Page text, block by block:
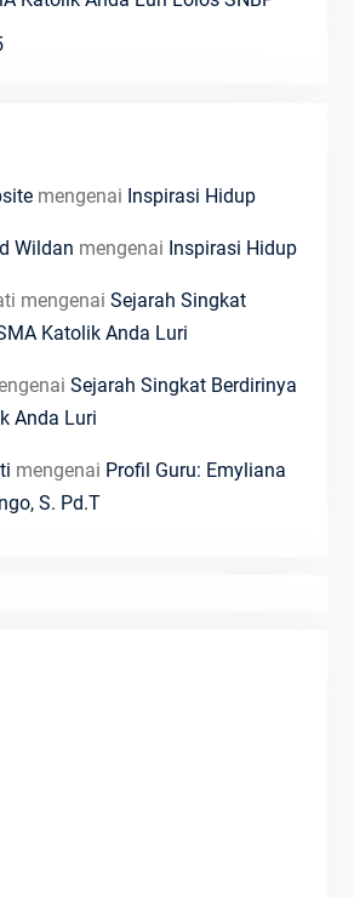
mengenai Inspirasi Hidup
Wildan mengenai Inspirasi Hidup
mengenai Sejarah Singkat
Katolik Anda Luri
Sejarah Singkat Berdirinya
Anda Luri
mengenai Profil Guru: Emyliana
S. Pd.T